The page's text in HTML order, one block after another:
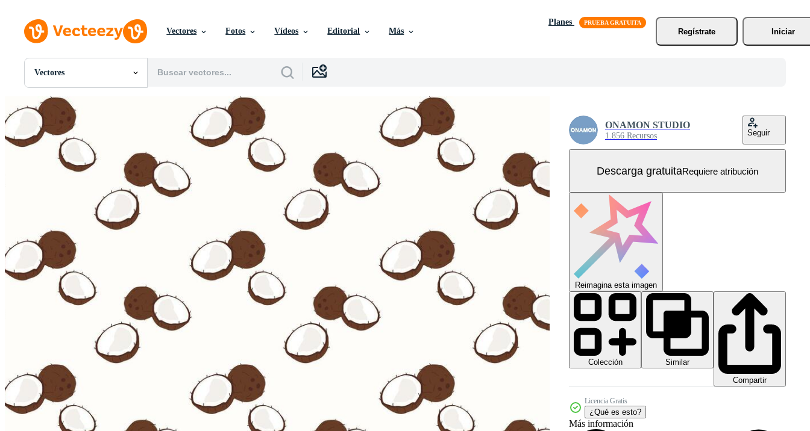
Vectores Fotos Vídeos Editorial Más
Planes
Regístrate
Iniciar
Vectores
Todas Imágenes
Fotos
PNGs
SVGs
Plantillas
Vectores
Gráficos en Movimiento
Imágenes Editoriales
Eventos Editoriales
ONAMON STUDIO
1.856 Recursos Seguir
Descarga gratuitaRequiere atribución
Reimagina esta imagen
Colección
Similar
Compartir
Licencia Gratis
¿Qué es esto?
Más información